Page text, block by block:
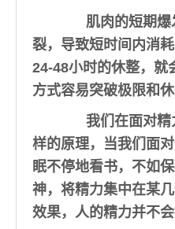
肌肉的短期
裂，导致短时间内消
24-48小时的休整，就
方式容易突破极限和休
我们在面对精
样的原理，当我们面
眠不停地看书，不如
神，将精力集中在某
效果，人的精力并不会